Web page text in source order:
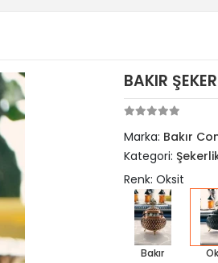
BAKIR
Marka: Bakır
Kategori:
Renk: Oksit
Bakır